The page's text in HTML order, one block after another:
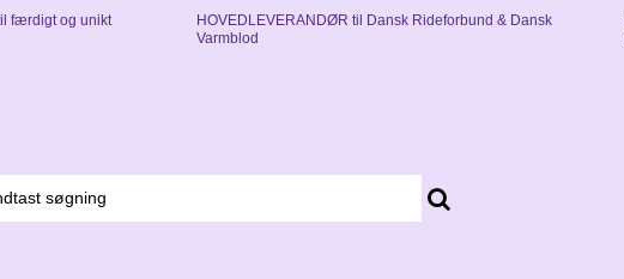
færdigt og unikt
HOVEDLEVERANDØR til Dansk Rideforbund & Dansk
Varmblod